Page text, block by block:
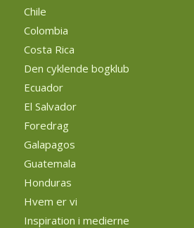
Chile
Colombia
Costa Rica
Den cyklende bogklub
Ecuador
El Salvador
Foredrag
Galapagos
Guatemala
Honduras
Hvem er vi
Inspiration i medierne